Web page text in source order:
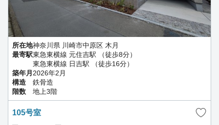
所在地神奈川県 川崎市中原区 木月
最寄駅東急東横線 元住吉駅 （徒歩8分）
東急東横線 日吉駅 （徒歩16分）
築年月 2026年2月
構造
鉄骨造
階数
地上3階
105号室